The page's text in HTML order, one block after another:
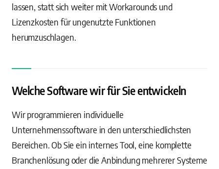
lassen, statt sich weiter mit Workarounds und
Lizenzkosten für ungenutzte Funktionen
herumzuschlagen.
Welche Software wir für Sie entwickeln
Wir programmieren individuelle
Unternehmenssoftware in den unterschiedlichsten
Bereichen. Ob Sie ein internes Tool, eine komplette
Branchenlösung oder die Anbindung mehrerer Systeme